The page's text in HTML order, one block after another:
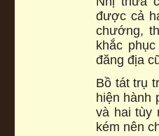
được cả
chướng,
khắc
đăng địa
Bồ tát trụ
hiện hành
và hai tùy
kém nên